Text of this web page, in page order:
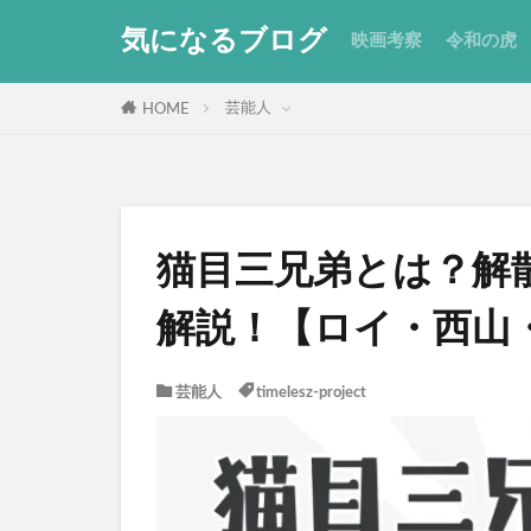
気になるブログ 映画考察 令和の虎
HOME 芸能人
猫目三兄弟とは？解
解説！【ロイ・西山
芸能人 timelesz-project